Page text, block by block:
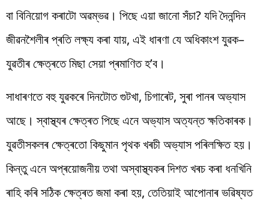
বাবিনিয়োগকৰাটোঅৱম্ভৱ। পিছেএয়াজানোসঁচা?যদিদৈনন্দিন
জীৱনশৈলীৰপ্ৰতিলক্ষ্যকৰাযায়, এই ধাৰণাযেঅধিকাংশযুৱক–
যুৱতীৰক্ষেত্ৰতেমিছাসেয়াপ্ৰমাণিতহ’ব ।
সাধাৰণতেবহু যুৱকৰেদিনটোতগুটখা, চিগাৰেট, সুৰাপানৰঅভ্যাস
আছে। স্বাস্থ্যৰক্ষেত্ৰতপিছেএনেঅভ্যাসঅত্যন্তক্ষতিকাৰক।
যুৱতীসকলৰক্ষেত্ৰতোকিছুমানপৃথকখৰচীঅভ্যাসপৰিলক্ষিতহয় ।
কিন্তুএনেঅপ্ৰয়োজনীয়তথাঅস্বাস্থ্যকৰদিশতখৰচকৰা ধনখিনি
ৰাহিকৰিসঠিকক্ষেত্ৰতজমাকৰাহয়, তেতিয়াইআপোনাৰভৱিষ্যত